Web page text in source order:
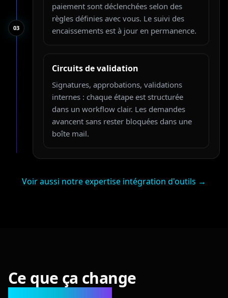
paiement sont déclenchées selon des
règles définies avec vous. Le suivi des
encaissements est à jour en permanence.
Circuits de validation
Signatures, approbations, validations
internes : chaque étape est structurée
dans un workflow clair. Les demandes
avancent sans rester bloquées dans une
boîte mail.
03
Voir aussi notre expertise intégration d'outils →
Ce que ça change